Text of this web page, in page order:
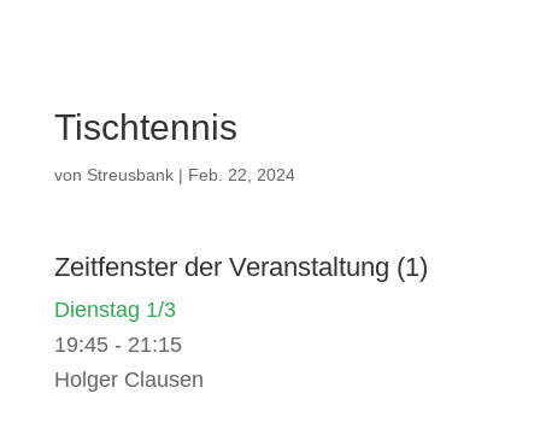
Tischtennis
von Streusbank| Feb. 22, 2024
Zeitfenster der Veranstaltung (1)
Dienstag 1/3
19:45- 21:15
Holger Clausen